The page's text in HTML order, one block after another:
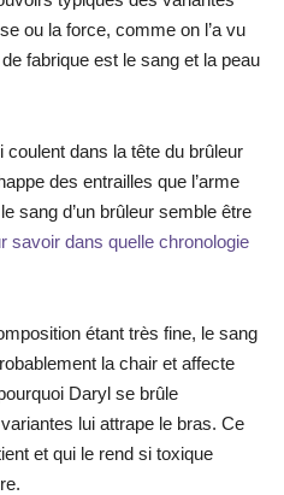
ou la force, comme on l’a vu
fabrique est le sang et la peau
coulent dans la tête du brûleur
des entrailles que l’arme
sang d’un brûleur semble être
savoir dans quelle chronologie
étant très fine, le sang
la chair et affecte
Daryl se brûle
lui attrape le bras. Ce
et qui le rend si toxique